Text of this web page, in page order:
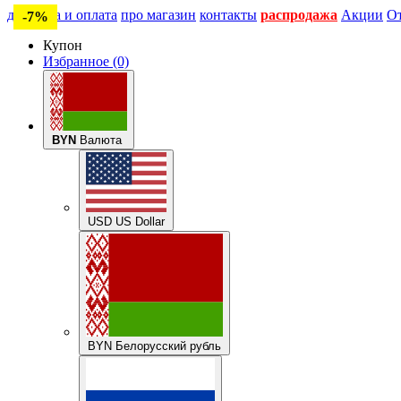
доставка и оплата про магазин контакты распродажа Акции
Купон
Избранное (0)
BYN Валюта
USD US Dollar
BYN Белорусский рубль
-7%